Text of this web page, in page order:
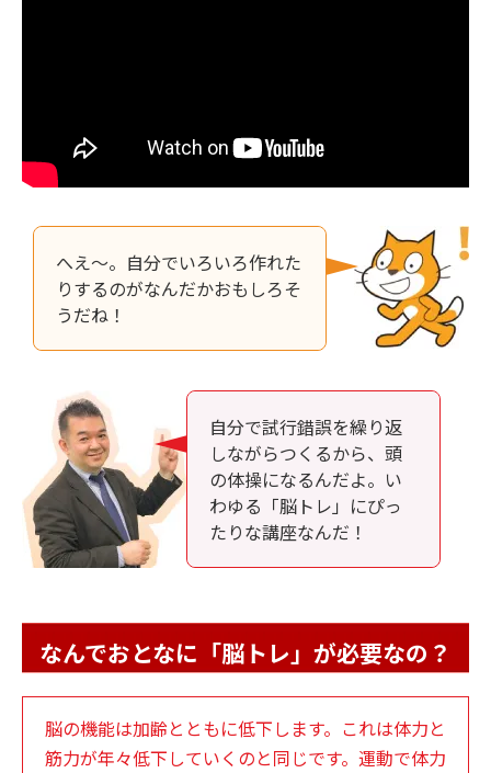
へえ～。自分でいろいろ作れた
りするのがなんだかおもしろそ
うだね！
自分で試行錯誤を繰り返
しながらつくるから、頭
の体操になるんだよ。い
わゆる「脳トレ」にぴっ
たりな講座なんだ！
なんでおとなに「脳トレ」が必要なの？
脳の機能は加齢とともに低下します。これは体力と
筋力が年々低下していくのと同じです。運動で体力